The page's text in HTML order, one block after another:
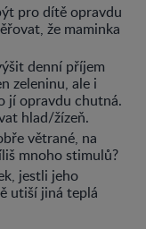
pro dítě opravdu
že maminka
denní příjem
zeleninu, ale i
jí opravdu chutná.
hlad/žízeň.
větrané, na
mnoho stimulů?
jestli jeho
utiší jiná teplá